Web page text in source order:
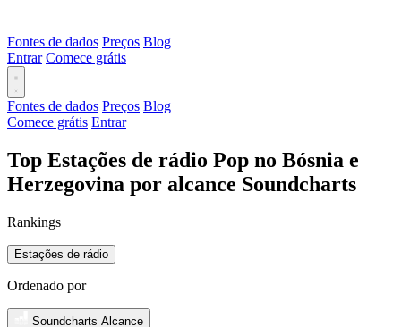
Fontes de dados Preços Blog
Entrar Comece grátis
Fontes de dados Preços Blog
Comece grátis Entrar
Top Estações de rádio Pop no Bósnia e
Herzegovina por alcance Soundcharts
Rankings
Estações de rádio
Ordenado por
Soundcharts Alcance